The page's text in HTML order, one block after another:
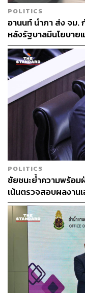
ทั้งนี้ รังสิมันต์ชี้ว่า กร
กับพรรคภูมิใจไทยไ
ตัวคิดว่าเราเป็นพรร
ที่เข้ามาในพรรคอาจ
เราต้องยอมรับ วิธีคิด
ระบอบสีน้ำเงินที่กัดกิ
พูดถึงว่าองค์กรอิสระ
ไม่ใช่วิธีไหนก็ไ
เม็ดแรก
“วันนี้บ้านเมืองมาถึง
ให้มากที่สุดเพื่อต่อต้
ประเทศไทยในวันข้า
“เวลาพูดว่ารวมพล ร
ไม่ใช่ว่าเราจะทำทุก
ซึ่งผลลัพธ์ชัยชนะ ไม่
ขึ้น คือต้องติดกระดุม
ถูกต้องคืออะไร แล้ว
POLITICS
อานนท์ นำภา ส่ง จม.
หลังรัฐบาลมีนโยบา
POLITICS
ชัยชนะย้ำความพร้อ
เน้นตรวจสอบผลงาน